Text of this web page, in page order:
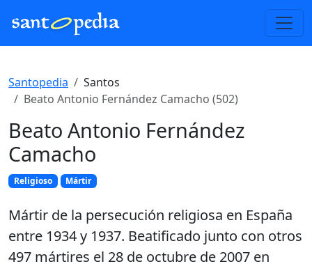
Santopedia
Santos
Beato Antonio Fernández Camacho (502)
Beato Antonio Fernández
Camacho
Religioso Mártir
Mártir de la persecución religiosa en España
entre 1934 y 1937. Beatificado junto con otros
497 mártires el 28 de octubre de 2007 en